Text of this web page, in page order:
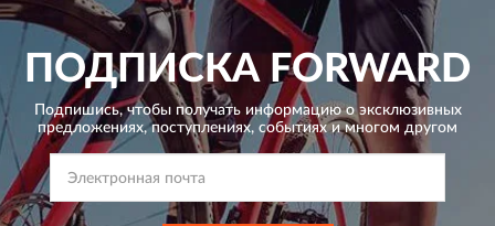
ПОДПИСКАFORWARD
Подпишись, чтобы получать информацию о эксклюзивных
предложениях,поступлениях, событиях и многом другом